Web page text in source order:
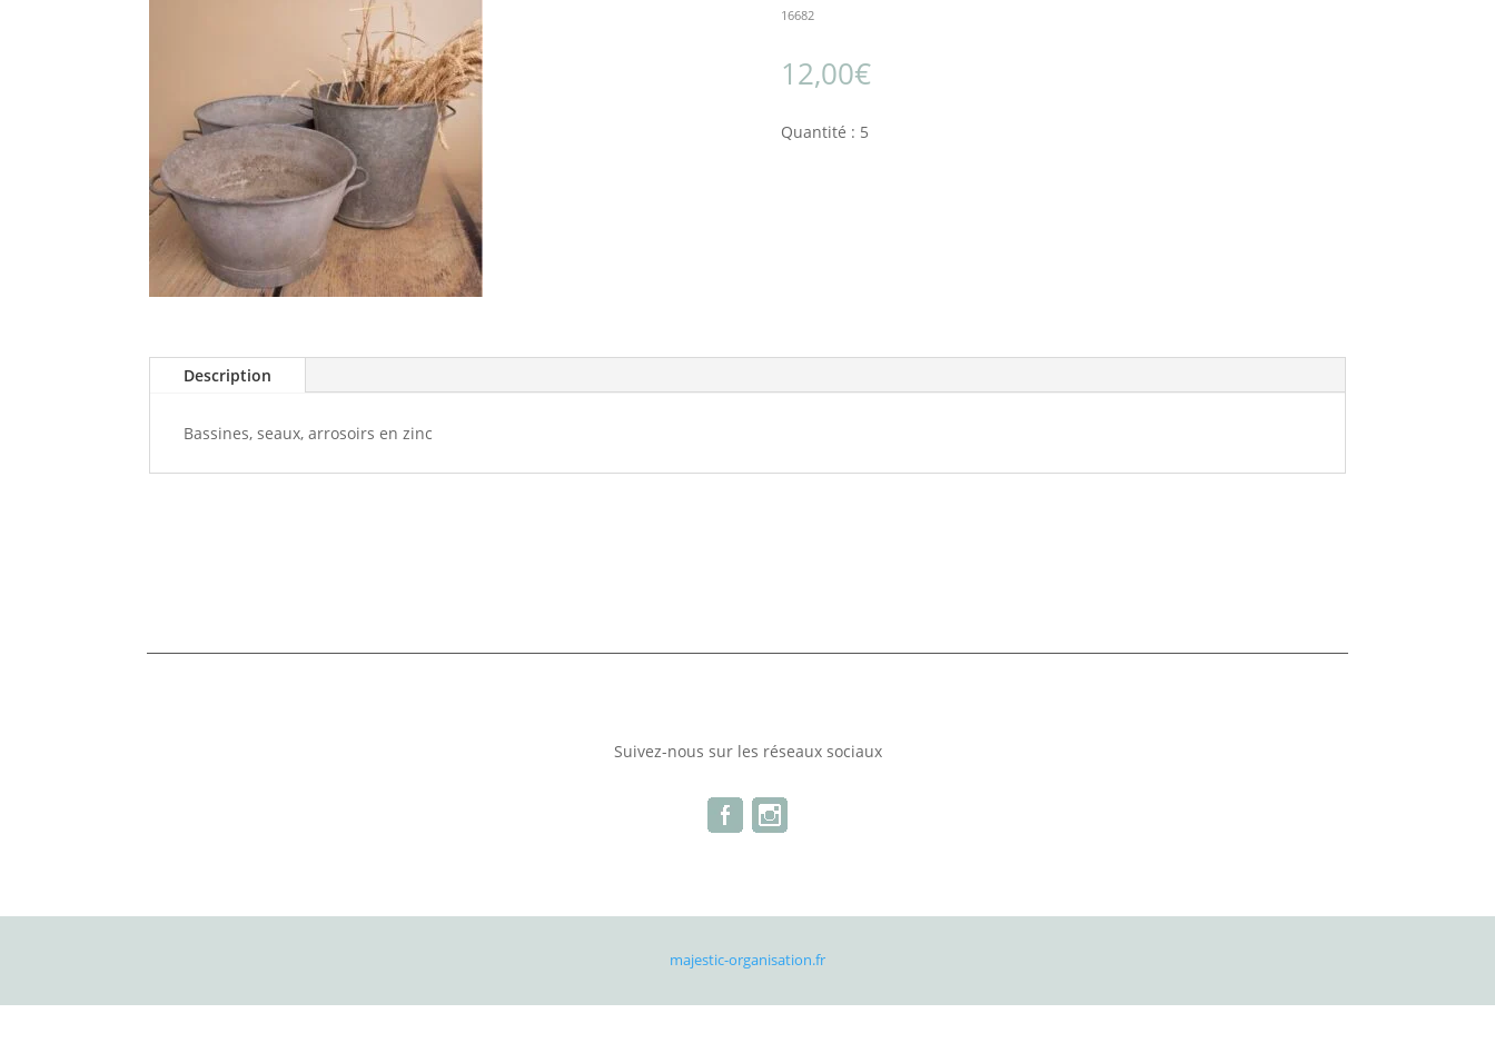
16682
12,00€
Quantité : 5
Description
Bassines, seaux, arrosoirs en zinc
Suivez-nous sur les réseaux sociaux
majestic-organisation.fr